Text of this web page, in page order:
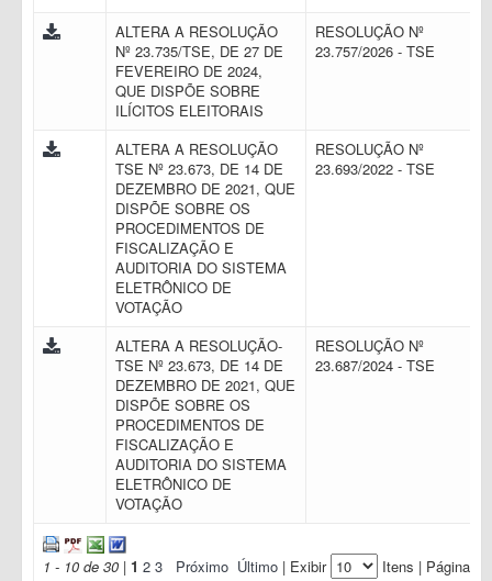
ALTERA A RESOLUÇÃO
Nº 23.735/TSE, DE 27 DE
FEVEREIRO DE 2024,
QUE DISPÕE SOBRE
ILÍCITOS ELEITORAIS
RESOLUÇÃO Nº
23.757/2026 - TSE
ALTERA A RESOLUÇÃO
TSE Nº 23.673, DE 14 DE
DEZEMBRO DE 2021, QUE
DISPÕE SOBRE OS
PROCEDIMENTOS DE
FISCALIZAÇÃO E
AUDITORIA DO SISTEMA
ELETRÔNICO DE
VOTAÇÃO
RESOLUÇÃO Nº
23.693/2022 - TSE
ALTERA A RESOLUÇÃO-
TSE Nº 23.673, DE 14 DE
DEZEMBRO DE 2021, QUE
DISPÕE SOBRE OS
PROCEDIMENTOS DE
FISCALIZAÇÃO E
AUDITORIA DO SISTEMA
ELETRÔNICO DE
VOTAÇÃO
RESOLUÇÃO Nº
23.687/2024 - TSE
1 - 10 de 30 | 1 2 3 Próximo Último | Exibir Itens | Página: